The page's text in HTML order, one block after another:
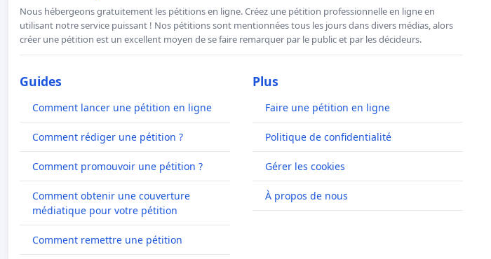
Nous hébergeons gratuitement les pétitions en ligne. Créez une pétition professionnelle en ligne en
utilisant notre service puissant ! Nos pétitions sont mentionnées tous les jours dans divers médias, alors
créer une pétition est un excellent moyen de se faire remarquer par le public et par les décideurs.
Guides
Comment lancer une pétition en ligne
Comment rédiger une pétition ?
Comment promouvoir une pétition ?
Comment obtenir une couverture
médiatique pour votre pétition
Comment remettre une pétition
Plus
Faire une pétition en ligne
Politique de confidentialité
Gérer les cookies
À propos de nous